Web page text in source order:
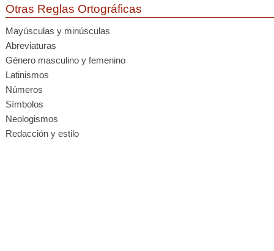
Otras Reglas Ortográficas
Mayúsculas y minúsculas
Abreviaturas
Género masculino y femenino
Latinismos
Números
Símbolos
Neologismos
Redacción y estilo